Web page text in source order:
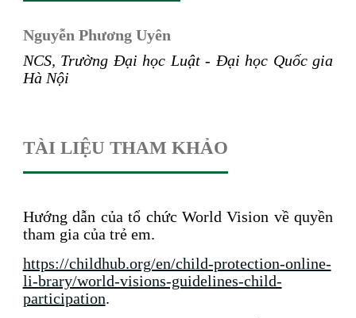
Nguyễn Phương Uyên
NCS, Trường Đại học Luật - Đại học Quốc gia
Hà Nội
TÀI LIỆU THAM KHẢO
Hướng dẫn của tổ chức World Vision về quyền
tham gia của trẻ em.
https://childhub.org/en/child-protection-online-
li-brary/world-visions-guidelines-child-
participation.